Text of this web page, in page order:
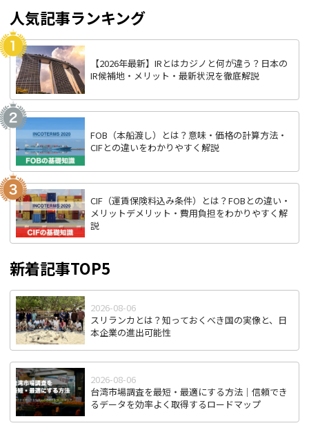
人気記事ランキング
【2026年最新】IRとはカジノと何が違う？日本の
IR候補地・メリット・最新状況を徹底解説
FOB（本船渡し）とは？意味・価格の計算方法・
CIFとの違いをわかりやすく解説
CIF（運賃保険料込み条件）とは？FOBとの違い・
メリットデメリット・費用負担をわかりやすく解
説
新着記事TOP5
2026-08-06
スリランカとは？知っておくべき国の実像と、日
本企業の進出可能性
2026-08-06
台湾市場調査を最短・最適にする方法｜信頼でき
るデータを効率よく取得するロードマップ